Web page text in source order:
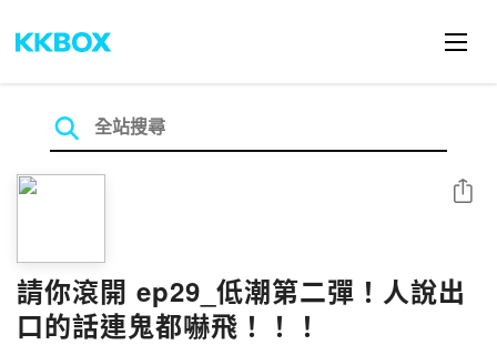
請你滾開 ep29_低潮第二彈！人說出
口的話連鬼都嚇飛！！！
分享